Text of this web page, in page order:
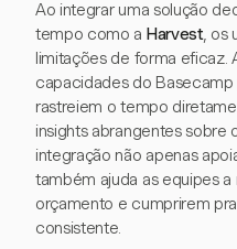
Ao integrar uma solução
tempo como a Harvest, os
limitações de forma eficaz.
capacidades do
rastreiem o tempo
insights abrangentes sobre
integração não apenas
também ajuda as equipes
orçamento e cumprirem
consistente.